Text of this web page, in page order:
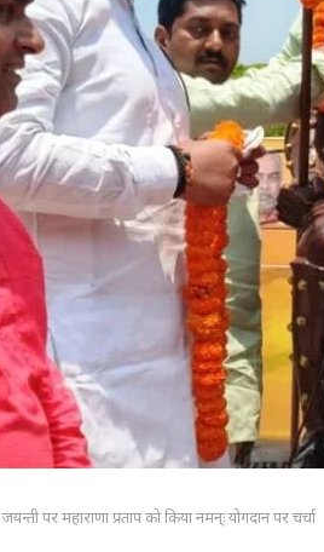
जयन्ती पर महाराणा प्रताप को किया नमन्ः योगदान पर चर्चा